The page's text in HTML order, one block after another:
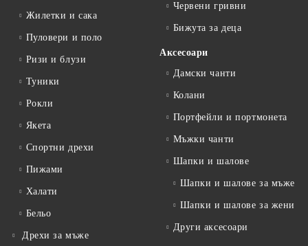
Жилетки и сака
Пуловери и поло
Ризи и блузи
Туники
Рокли
Якета
Спортни дрехи
Пижами
Халати
Бельо
Дрехи за мъже
Червени гривни
Бижута за деца
Аксесоари
Дамски чанти
Колани
Портфейли и портмонета
Мъжки чанти
Шапки и шалове
Шапки и шалове за мъже
Шапки и шалове за жени
Други аксесоари